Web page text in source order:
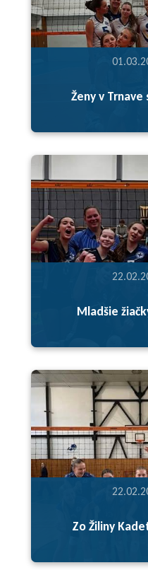
Ženy v
Mladšie
Zo Žiliny